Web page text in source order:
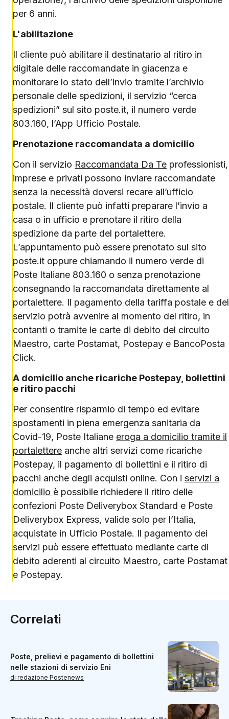
per 6 anni.
L'abilitazione
Il cliente può abilitare il destinatario al ritiro in
digitale delle raccomandate in giacenza e
monitorare lo stato dell’invio tramite l’archivio
personale delle spedizioni, il servizio “cerca
spedizioni” sul sito poste.it, il numero verde
803.160, l’App Ufficio Postale.
Prenotazione raccomandata a domicilio
Con il servizio Raccomandata Da Te professionisti,
imprese e privati possono inviare raccomandate
senza la necessità doversi recare all’ufficio
postale. Il cliente può infatti preparare l’invio a
casa o in ufficio e prenotare il ritiro della
spedizione da parte del portalettere.
L’appuntamento può essere prenotato sul sito
poste.it oppure chiamando il numero verde di
Poste Italiane 803.160 o senza prenotazione
consegnando la raccomandata direttamente al
portalettere. Il pagamento della tariffa postale e del
servizio potrà avvenire al momento del ritiro, in
contanti o tramite le carte di debito del circuito
Maestro, carte Postamat, Postepay e BancoPosta
Click.
A domicilio anche ricariche Postepay, bollettini
e ritiro pacchi
Per consentire risparmio di tempo ed evitare
spostamenti in piena emergenza sanitaria da
Covid-19, Poste Italiane eroga a domicilio tramite il
portalettere anche altri servizi come ricariche
Postepay, il pagamento di bollettini e il ritiro di
pacchi anche degli acquisti online. Con i servizi a
domicilio è possibile richiedere il ritiro delle
confezioni Poste Deliverybox Standard e Poste
Deliverybox Express, valide solo per l’Italia,
acquistate in Ufficio Postale. Il pagamento dei
servizi può essere effettuato mediante carte di
debito aderenti al circuito Maestro, carte Postamat
e Postepay.
Correlati
Poste, prelievi e pagamento di bollettini
nelle stazioni di servizio Eni
di redazione Postenews